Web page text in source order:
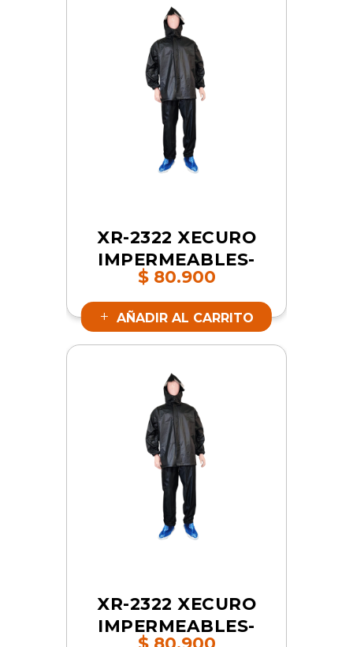
XR-2322 XECURO
IMPERMEABLES-
PVC CON ZAPATO
AZUL 3XL | SKU
17486
$80.900
AÑADIR AL CARRITO
XR-2322 XECURO
IMPERMEABLES-
$80.900